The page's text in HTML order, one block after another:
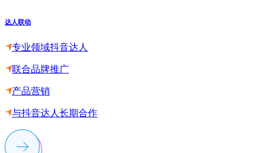
达人联动
专业领域抖音达人
联合品牌推广
产品营销
与抖音达人长期合作